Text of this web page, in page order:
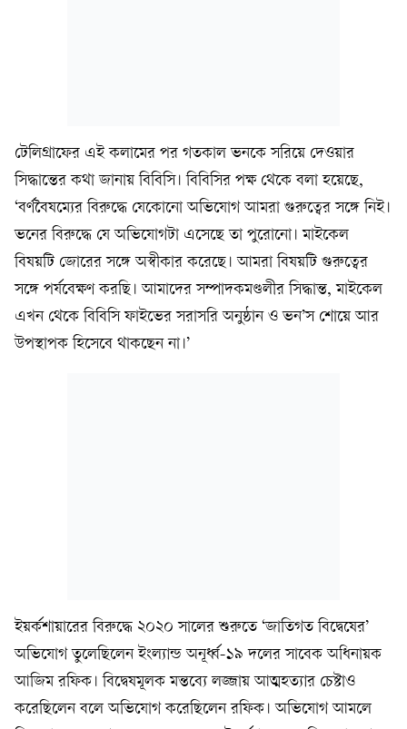
টেলিগ্রাফের এই কলামের পর গতকাল ভনকে সরিয়ে দেওয়ার
সিদ্ধান্তের কথা জানায় বিবিসি। বিবিসির পক্ষ থেকে বলা হয়েছে,
‘বর্ণবৈষম্যের বিরুদ্ধে যেকোনো অভিযোগ আমরা গুরুত্বের সঙ্গে নিই।
ভনের বিরুদ্ধে যে অভিযোগটা এসেছে তা পুরোনো। মাইকেল
বিষয়টি জোরের সঙ্গে অস্বীকার করেছে। আমরা বিষয়টি গুরুত্বের
সঙ্গে পর্যবেক্ষণ করছি। আমাদের সম্পাদকমণ্ডলীর সিদ্ধান্ত, মাইকেল
এখন থেকে বিবিসি ফাইভের সরাসরি অনুষ্ঠান ও ভন’স শোয়ে আর
উপস্থাপক হিসেবে থাকছেন না।’
ইয়র্কশায়ারের বিরুদ্ধে ২০২০ সালের শুরুতে ‘জাতিগত বিদ্বেষের’
অভিযোগ তুলেছিলেন ইংল্যান্ড অনূর্ধ্ব-১৯ দলের সাবেক অধিনায়ক
আজিম রফিক। বিদ্বেষমূলক মন্তব্যে লজ্জায় আত্মহত্যার চেষ্টাও
করেছিলেন বলে অভিযোগ করেছিলেন রফিক। অভিযোগ আমলে